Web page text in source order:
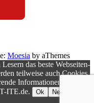
Moesia by aThemes
das beste Webseiten-
teilweise auch Cookies
Informationen erhalten
ITE.de. Ok
Nein